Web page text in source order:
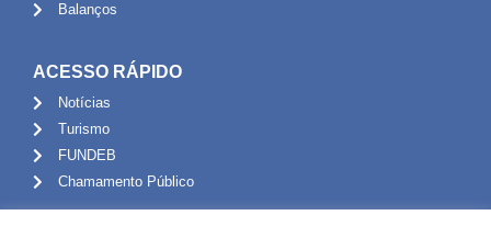
Balanços
ACESSO RÁPIDO
Notícias
Turismo
FUNDEB
Chamamento Público